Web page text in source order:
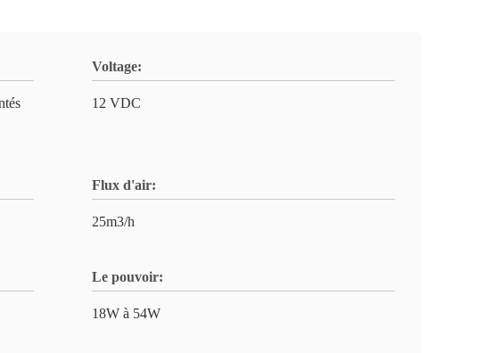
Voltage:
12 VDC
Flux d'air:
25m3/h
Le pouvoir:
18W à 54W